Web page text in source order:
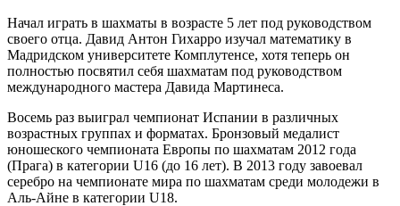
Начал играть в шахматы в возрасте 5 лет под руководством
своего отца. Давид Антон Гихарро изучал математику в
Мадридском университете Комплутенсе, хотя теперь он
полностью посвятил себя шахматам под руководством
международного мастера Давида Мартинеса.
Восемь раз выиграл чемпионат Испании в различных
возрастных группах и форматах. Бронзовый медалист
юношеского чемпионата Европы по шахматам 2012 года
(Прага) в категории U16 (до 16 лет). В 2013 году завоевал
серебро на чемпионате мира по шахматам среди молодежи в
Аль-Айне в категории U18.